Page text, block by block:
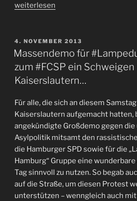
„Beim
beim
Einstandsdreier
für
den
neuen
#FCSP
Trainer
gegen
Cottbus“
weiterlesen
VERÖFFENTLICHT
AM
4. NOVEMBER 2013
Massendemo für
zum #FCSP ein Schweigen
Kaiserslautern…
Für alle, die sich an diesem
Kaiserslautern aufgemacht hatten,
angekündigte Großdemo gegen die
Asylpolitik mitsamt den
die Hamburger SPD sowie für die
Hamburg“ Gruppe eine
Tag sinnvoll zu nutzen. So begab
auf die Straße, um diesen Protest
unterstützen – wenngleich auch